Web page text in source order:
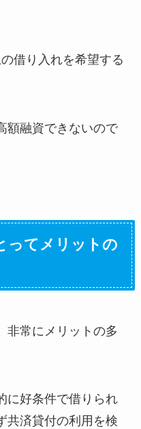
借り入れを希望する
額融資できないので
ってメリットの
非常にメリットの多
に好条件で借りられ
共済貸付の利用を検